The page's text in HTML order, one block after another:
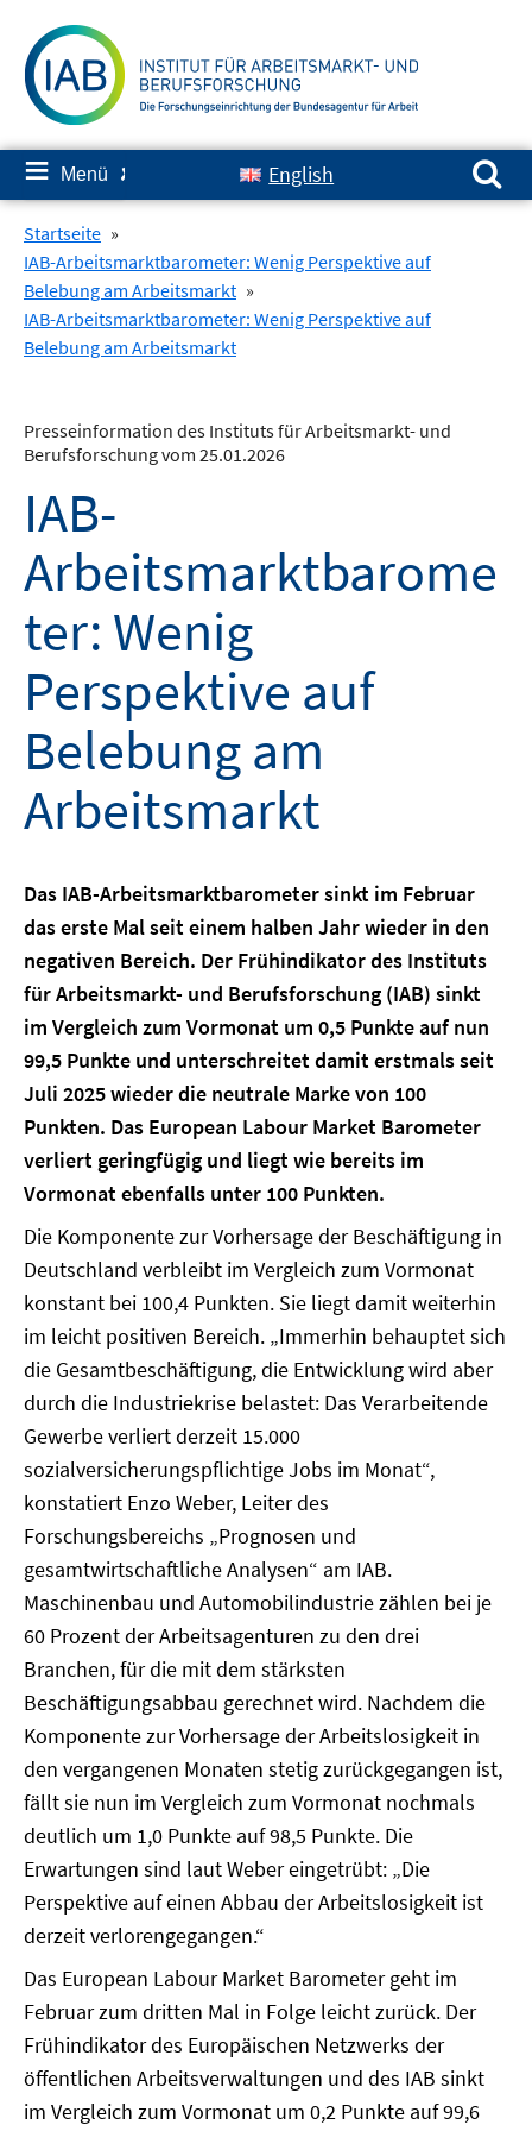
zum
Inhalt
≡ Menü ✘ English
Suchen nach:
Startseite »
IAB-Arbeitsmarktbarometer: Wenig Perspektive auf
Belebung am Arbeitsmarkt »
IAB-Arbeitsmarktbarometer: Wenig Perspektive auf
Belebung am Arbeitsmarkt
Presseinformation des Instituts für Arbeitsmarkt- und
Berufsforschung vom 25.01.2026
IAB-
Arbeitsmarktbarome
ter: Wenig
Perspektive auf
Belebung am
Arbeitsmarkt
Das IAB-Arbeitsmarktbarometer sinkt im Februar
das erste Mal seit einem halben Jahr wieder in den
negativen Bereich. Der Frühindikator des Instituts
für Arbeitsmarkt- und Berufsforschung (IAB) sinkt
im Vergleich zum Vormonat um 0,5 Punkte auf nun
99,5 Punkte und unterschreitet damit erstmals seit
Juli 2025 wieder die neutrale Marke von 100
Punkten. Das European Labour Market Barometer
verliert geringfügig und liegt wie bereits im
Vormonat ebenfalls unter 100 Punkten.
Die Komponente zur Vorhersage der Beschäftigung in
Deutschland verbleibt im Vergleich zum Vormonat
konstant bei 100,4 Punkten. Sie liegt damit weiterhin
im leicht positiven Bereich. „Immerhin behauptet sich
die Gesamtbeschäftigung, die Entwicklung wird aber
durch die Industriekrise belastet: Das Verarbeitende
Gewerbe verliert derzeit 15.000
sozialversicherungspflichtige Jobs im Monat“,
konstatiert Enzo Weber, Leiter des
Forschungsbereichs „Prognosen und
gesamtwirtschaftliche Analysen“ am IAB.
Maschinenbau und Automobilindustrie zählen bei je
60 Prozent der Arbeitsagenturen zu den drei
Branchen, für die mit dem stärksten
Beschäftigungsabbau gerechnet wird. Nachdem die
Komponente zur Vorhersage der Arbeitslosigkeit in
den vergangenen Monaten stetig zurückgegangen ist,
fällt sie nun im Vergleich zum Vormonat nochmals
deutlich um 1,0 Punkte auf 98,5 Punkte. Die
Erwartungen sind laut Weber eingetrübt: „Die
Perspektive auf einen Abbau der Arbeitslosigkeit ist
derzeit verlorengegangen.“
Das European Labour Market Barometer geht im
Februar zum dritten Mal in Folge leicht zurück. Der
Frühindikator des Europäischen Netzwerks der
öffentlichen Arbeitsverwaltungen und des IAB sinkt
im Vergleich zum Vormonat um 0,2 Punkte auf 99,6